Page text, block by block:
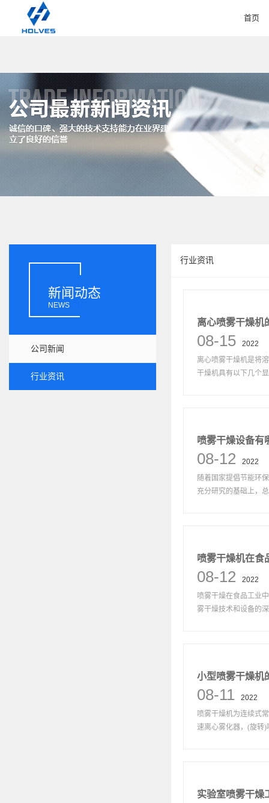
首页
新闻动态
NEWS
公司新闻
行业资讯
行业资讯
离心喷雾干燥机
08-15
2022
离心喷雾干燥机是将
干燥机具有以下几个
喷雾干燥设备有
08-12
2022
随着国家提倡节能环
充分研究的基础上，
喷雾干燥机在食
08-12
2022
喷雾干燥在食品工业
雾干燥技术和设备的
小型喷雾干燥机
08-11
2022
喷雾干燥机为连续式
速离心雾化器，(旋转)
实验室喷雾干燥